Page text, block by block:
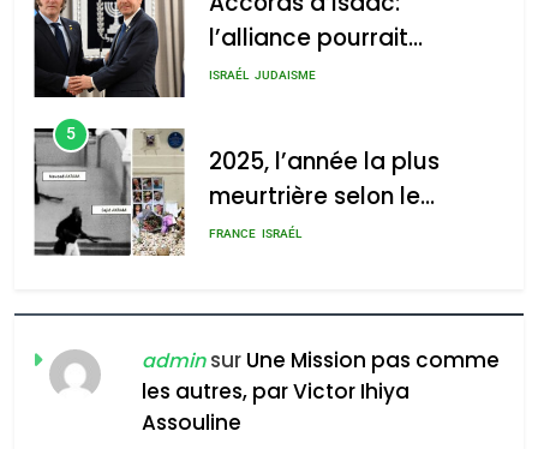
2025, l’année la plus
meurtrière selon le rapport
l’antisémitisme
admin 0
meurtrière selon le
rapport d’ADL contre
FRANCE ISRAÉL
6
FIÈRE, DIGNE ET RÉSILIENTE :
POURQUOI JE REVENDIQUE
MA JUDAÏTE par Thérèse
ISRAÉL JUDAISME
CE QUI NOUS MANQUE –
Jacques Hadida
JUDAISME
adminsur Une Mission pas comme
les autres, par Victor Ihiya
Assouline